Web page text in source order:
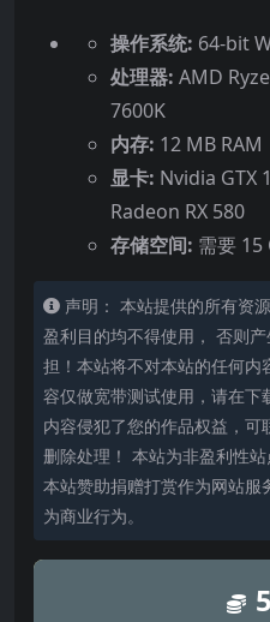
操作系统: 64-bit
处理器: AMD
7600K
内存: 12 MB RAM
显卡: Nvidia GTX
Radeon RX 580
存储空间: 需要 15
声明： 本站提供的所有资
盈利目的均不得使用， 否则
担！本站将不对本站的任何内
容仅做宽带测试使用，请在
内容侵犯了您的作品权益，
删除处理！ 本站为非盈利性
本站赞助捐赠打赏作为网站
为商业行为。
5